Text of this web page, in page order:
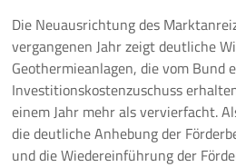
Aktivitäten
Veranstaltungen
Aktuelles
Meldungen
Die Neuausrichtung des
vergangenen Jahr zeigt deutliche
Geothermieanlagen, die vom Bund
Investitionskostenzuschuss
einem Jahr mehr als vervierfacht.
die deutliche Anhebung der
und die Wiedereinführung der